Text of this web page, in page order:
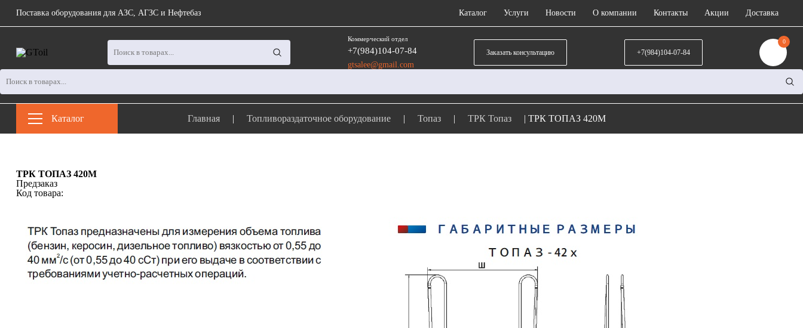
Поставка оборудования для АЗС, АГЗС и Нефтебаз Каталог Услуги Новости О компании Контакты Акции Доставка
Коммерческий отдел
+7(984)104-07-84
gtsalee@gmail.com
Заказать консультацию +7(984)104-07-84
0
Каталог Главная | Топливораздаточное оборудование | Топаз | ТРК Топаз | ТРК ТОПАЗ 420М
ТРК ТОПАЗ 420М
Предзаказ
Код товара: